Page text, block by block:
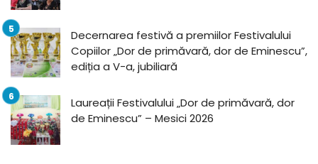
Decernarea festivă a premiilor Festivalului
Copiilor „Dor de primăvară, dor de Eminescu”,
ediția a V-a, jubiliară
Laureații Festivalului „Dor de primăvară, dor
de Eminescu” – Mesici 2026